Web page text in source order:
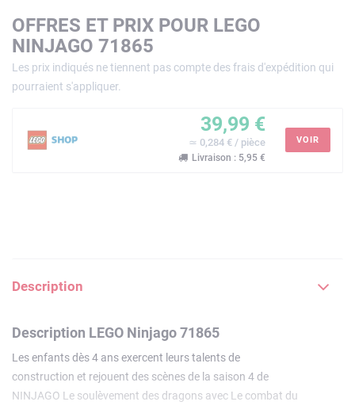
OFFRES ET PRIX POUR LEGO
NINJAGO 71865
Les prix indiqués ne tiennent pas compte des frais d'expédition qui
pourraient s'appliquer.
39,99 €
≃ 0,284 € / pièce
Livraison : 5,95 €
VOIR
Description
Description LEGO Ninjago 71865
Les enfants dès 4 ans exercent leurs talents de
construction et rejouent des scènes de la saison 4 de
NINJAGO Le soulèvement des dragons avec Le combat du